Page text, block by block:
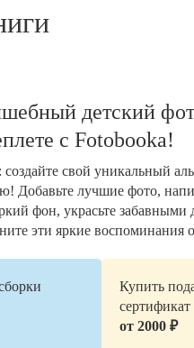
детский
с Fotobooka!
создайте свой уникальный
Добавьте лучшие фото,
фон, украсьте забавными
эти яркие воспоминания о
Купить
сертификат
от 2000 ₽